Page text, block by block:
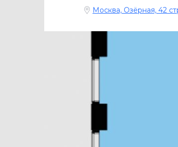
Москва, Озёрная, 42